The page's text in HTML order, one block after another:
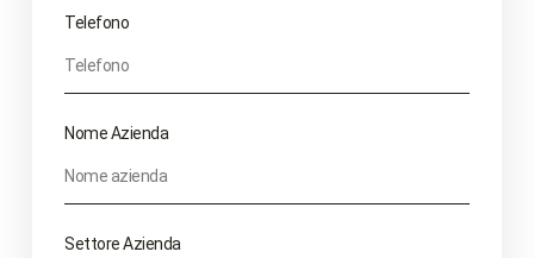
Telefono
Nome Azienda
Settore Azienda